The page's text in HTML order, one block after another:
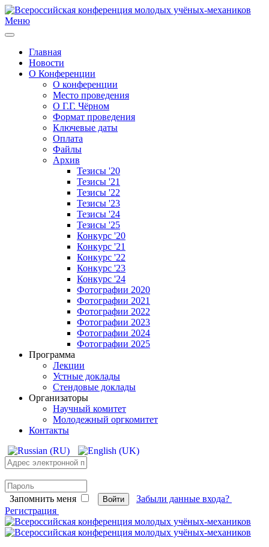
Меню
Главная
Новости
О Конференции
О конференции
Место проведения
О Г.Г. Чёрном
Формат проведения
Ключевые даты
Оплата
Файлы
Архив
Тезисы '20
Тезисы '21
Тезисы '22
Тезисы '23
Тезисы '24
Тезисы '25
Конкурс '20
Конкурс '21
Конкурс '22
Конкурс '23
Конкурс '24
Фотографии 2020
Фотографии 2021
Фотографии 2022
Фотографии 2023
Фотографии 2024
Фотографии 2025
Программа
Лекции
Устные доклады
Стендовые доклады
Организаторы
Научный комитет
Молодежный оргкомитет
Контакты
Запомнить меня Войти
Забыли данные входа?
Регистрация